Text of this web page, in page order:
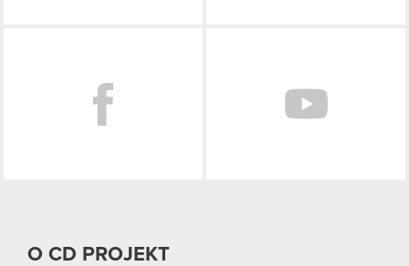
O CD PROJEKT